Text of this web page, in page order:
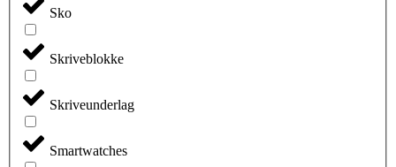
Sko
Skriveblokke
Skriveunderlag
Smartwatches